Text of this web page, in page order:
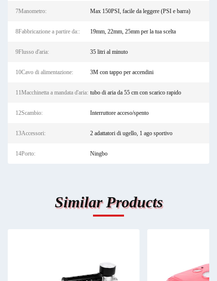
7Manometro: Max 150PSI, facile da leggere (PSI e barra)
8Fabbricazione a partire da:: 19mm, 22mm, 25mm per la tua scelta
9Flusso d'aria: 35 litri al minuto
10Cavo di alimentazione: 3M con tappo per accendini
11Macchinetta a mandata d'aria: tubo di aria da 55 cm con scarico rapido
12Scambio: Interruttore acceso/spento
13Accessori: 2 adattatori di ugello, 1 ago sportivo
14Porto: Ningbo
Similar Products